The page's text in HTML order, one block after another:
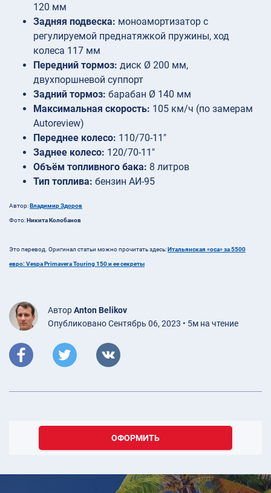
120 мм
Задняя подвеска: моноамортизатор с
регулируемой преднатяжкой пружины, ход
колеса 117 мм
Передний тормоз: диск Ø 200 мм,
двухпоршневой суппорт
Задний тормоз: барабан Ø 140 мм
Максимальная скорость: 105 км/ч (по замерам
Autoreview)
Переднее колесо: 110/70-11″
Заднее колесо: 120/70-11″
Объём топливного бака: 8 литров
Тип топлива: бензин АИ-95
Автор:Владимир Здоров
Фото:Никита Колобанов
Это перевод. Оригинал статьи можно прочитать здесь:Итальянская «оса» за 5500
евро: Vespa Primavera Touring 150 и ее секреты
АвторAnton Belikov
Опубликовано Сентябрь 06, 2023 • 5м на чтение
ОФОРМИТЬ